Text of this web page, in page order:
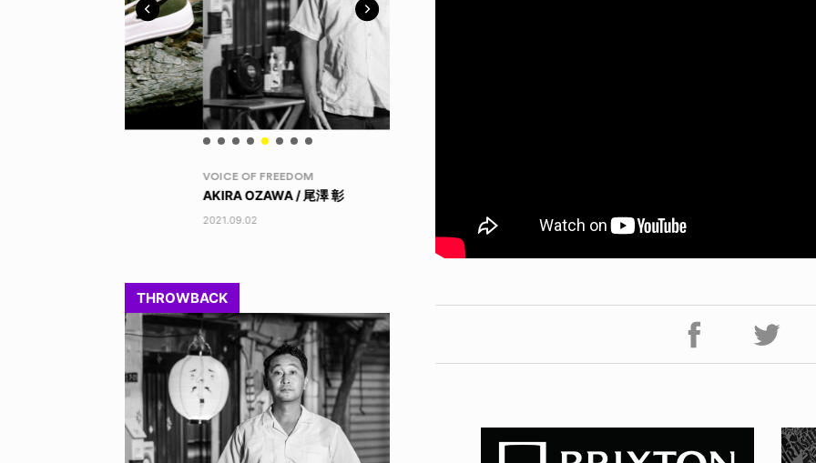
VOICE OF FREEDOM
AKIRA OZAWA / 尾澤 彰
2026.08.08
THROWBACK